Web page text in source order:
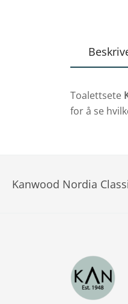
Toalettsete
for å se
Kanwood Nordia